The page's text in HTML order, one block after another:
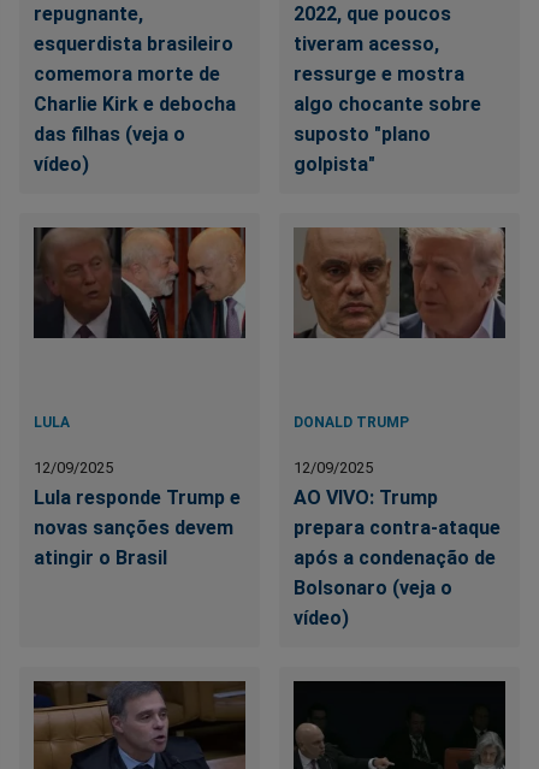
repugnante,
esquerdista brasileiro
comemora morte de
Charlie Kirk e debocha
das filhas (veja o
vídeo)
2022, que poucos
tiveram acesso,
ressurge e mostra
algo chocante sobre
suposto "plano
golpista"
LULA
12/09/2025
Lula responde Trump e
novas sanções devem
atingir o Brasil
DONALD TRUMP
12/09/2025
AO VIVO: Trump
prepara contra-ataque
após a condenação de
Bolsonaro (veja o
vídeo)